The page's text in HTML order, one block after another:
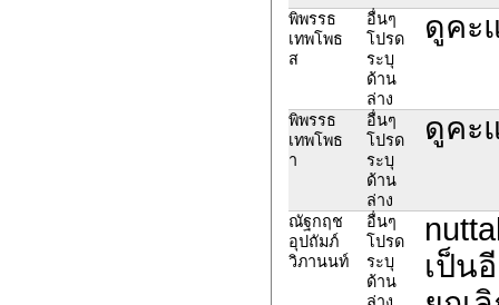
พิพรรธ
เทพโพธ
ส
อื่นๆ
โปรด
ระบุ
ด้าน
ล่าง
ดูคะ
พิพรรธ
เทพโพธ
า
อื่นๆ
โปรด
ระบุ
ด้าน
ล่าง
ดูคะ
ณัฐกฤช
อุปถัมภ์
วิภานนท์
อื่นๆ
โปรด
ระบุ
ด้าน
ล่าง
เป็น